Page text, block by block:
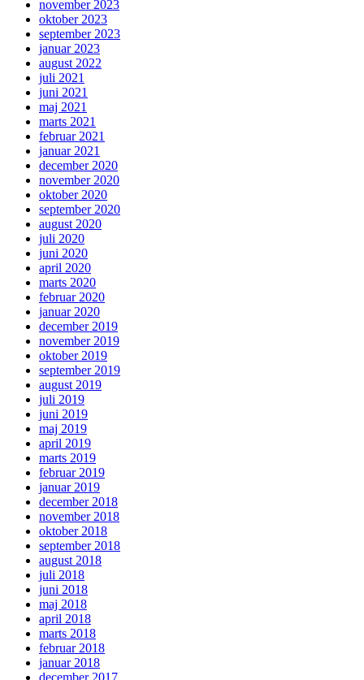
november 2023
oktober 2023
september 2023
januar 2023
august 2022
juli 2021
juni 2021
maj 2021
marts 2021
februar 2021
januar 2021
december 2020
november 2020
oktober 2020
september 2020
august 2020
juli 2020
juni 2020
april 2020
marts 2020
februar 2020
januar 2020
december 2019
november 2019
oktober 2019
september 2019
august 2019
juli 2019
juni 2019
maj 2019
april 2019
marts 2019
februar 2019
januar 2019
december 2018
november 2018
oktober 2018
september 2018
august 2018
juli 2018
juni 2018
maj 2018
april 2018
marts 2018
februar 2018
januar 2018